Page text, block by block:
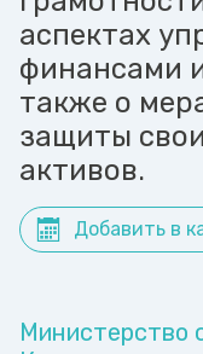
аспектах
финансами
также о
защиты
активов.
Добавить в
Министерство